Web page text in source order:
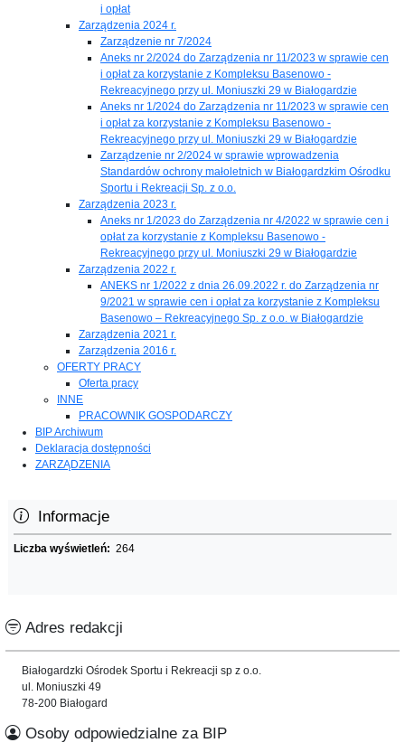
i opłat
Zarządzenia 2024 r.
Zarządzenie nr 7/2024
Aneks nr 2/2024 do Zarządzenia nr 11/2023 w sprawie cen
i opłat za korzystanie z Kompleksu Basenowo -
Rekreacyjnego przy ul. Moniuszki 29 w Białogardzie
Aneks nr 1/2024 do Zarządzenia nr 11/2023 w sprawie cen
i opłat za korzystanie z Kompleksu Basenowo -
Rekreacyjnego przy ul. Moniuszki 29 w Białogardzie
Zarządzenie nr 2/2024 w sprawie wprowadzenia
Standardów ochrony małoletnich w Białogardzkim Ośrodku
Sportu i Rekreacji Sp. z o.o.
Zarządzenia 2023 r.
Aneks nr 1/2023 do Zarządzenia nr 4/2022 w sprawie cen i
opłat za korzystanie z Kompleksu Basenowo -
Rekreacyjnego przy ul. Moniuszki 29 w Białogardzie
Zarządzenia 2022 r.
ANEKS nr 1/2022 z dnia 26.09.2022 r. do Zarządzenia nr
9/2021 w sprawie cen i opłat za korzystanie z Kompleksu
Basenowo – Rekreacyjnego Sp. z o.o. w Białogardzie
Zarządzenia 2021 r.
Zarządzenia 2016 r.
OFERTY PRACY
Oferta pracy
INNE
PRACOWNIK GOSPODARCZY
BIP Archiwum
Deklaracja dostępności
ZARZĄDZENIA
Informacje
Liczba wyświetleń: 264
Adres redakcji
Białogardzki Ośrodek Sportu i Rekreacji sp z o.o.
ul. Moniuszki 49
78-200 Białogard
Osoby odpowiedzialne za BIP